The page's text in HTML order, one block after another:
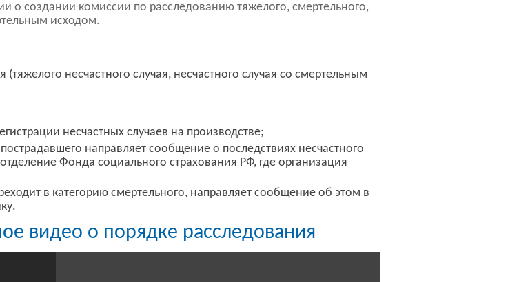
о создании комиссии по расследованию тяжелого, смертельного,
исходом.
(тяжелого несчастного случая, несчастного случая со смертельным
несчастных случаев на производстве;
направляет сообщение о последствиях несчастного
Фонда социального страхования РФ, где организация
в категорию смертельного, направляет сообщение об этом в
видео о порядке расследования